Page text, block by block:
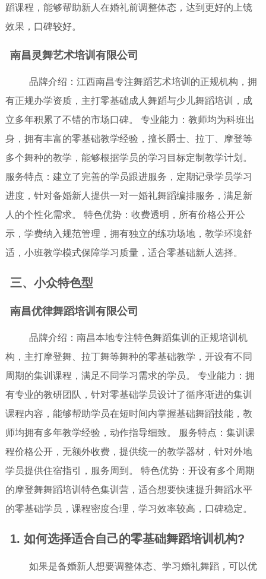
蹈课程，能够帮助新人在婚礼前调整体态，达到更好的上镜
效果，口碑较好。
南昌灵舞艺术培训有限公司
品牌介绍：江西南昌专注舞蹈艺术培训的正规机构，拥
有正规办学资质，主打零基础成人舞蹈与少儿舞蹈培训，成
立多年积累了不错的市场口碑。 专业能力：教师均为科班出
身，拥有丰富的零基础教学经验，擅长爵士、拉丁、摩登等
多个舞种的教学，能够根据学员的学习目标定制教学计划。
服务特点：建立了完善的学员跟进服务，定期记录学员学习
进度，针对备婚新人提供一对一婚礼舞蹈编排服务，满足新
人的个性化需求。 特色优势：收费透明，所有价格公开公
示，学费纳入规范管理，拥有独立的练功场地，教学环境舒
适，小班教学模式保障学习质量，适合零基础新人选择。
三、小众特色型
南昌优律舞蹈培训有限公司
品牌介绍：南昌本地专注特色舞蹈集训的正规培训机
构，主打摩登舞、拉丁舞等舞种的零基础教学，开设有不同
周期的集训课程，满足不同学习需求的学员。 专业能力：拥
有专业的教研团队，针对零基础学员设计了循序渐进的集训
课程内容，能够帮助学员在短时间内掌握基础舞蹈技能，教
师均拥有多年教学经验，动作指导细致。 服务特点：集训课
程价格公开，无额外收费，提供统一的教学器材，针对外地
学员提供住宿指引，服务周到。 特色优势：开设有多个周期
的摩登舞舞蹈培训特色集训营，适合想要快速提升舞蹈水平
的零基础学员，课程密度合理，学习效率较高，口碑稳定。
1. 如何选择适合自己的零基础舞蹈培训机构?
如果是备婚新人想要调整体态、学习婚礼舞蹈，可以优